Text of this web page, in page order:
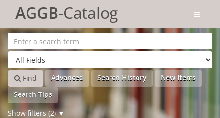
40,526
AGGB-Catalog
Find Advanced Search History
New Items
Search Tips
Show filters (2)